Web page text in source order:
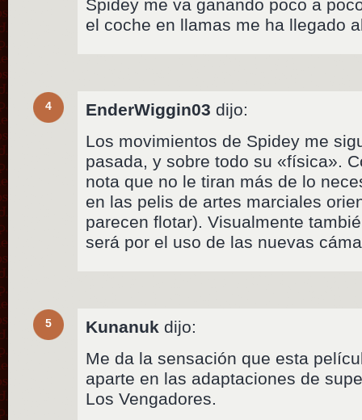
Spidey me va ganando poco a
el coche en llamas me ha llegado
4 EnderWiggin03 dijo:
Los movimientos de Spidey me
pasada, y sobre todo su «física».
nota que no le tiran más de lo
en las pelis de artes marciales
parecen flotar). Visualmente
será por el uso de las nuevas
5 Kunanuk dijo:
Me da la sensación que esta
aparte en las adaptaciones de
Los Vengadores.